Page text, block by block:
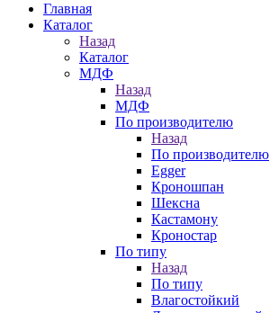
Главная
Каталог
Назад
Каталог
МДФ
Назад
МДФ
По производителю
Назад
По производителю
Egger
Кроношпан
Шексна
Кастамону
Кроностар
По типу
Назад
По типу
Влагостойкий